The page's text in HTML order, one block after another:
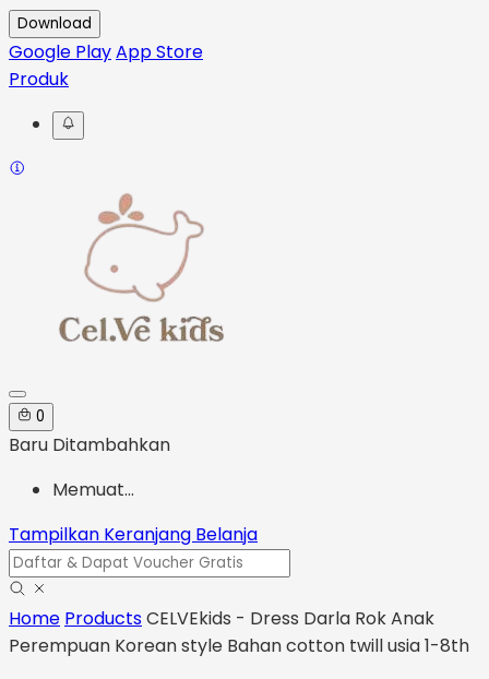
Download
Google PlayApp Store
Produk
0
Baru Ditambahkan
Memuat...
Tampilkan Keranjang Belanja
Home ProductsCELVEkids - Dress Darla Rok Anak
Perempuan Korean style Bahan cotton twill usia 1-8th